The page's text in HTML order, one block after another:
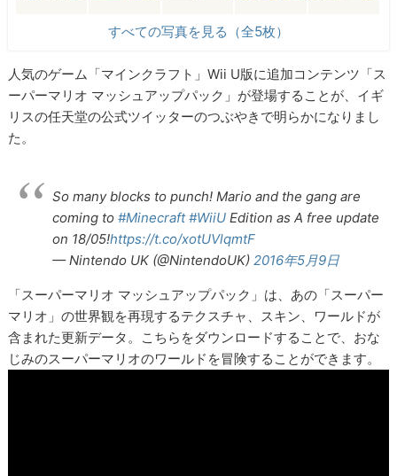
すべての写真を見る（全5枚）
人気のゲーム「マインクラフト」Wii U版に追加コンテンツ「ス
ーパーマリオ マッシュアップパック」が登場することが、イギ
リスの任天堂の公式ツイッターのつぶやきで明らかになりまし
た。
So many blocks to punch! Mario and the gang are
coming to#Minecraft #WiiU Edition as A free update
on 18/05!https://t.co/xotUVlqmtF
— Nintendo UK (@NintendoUK) 2016年5月9日
「スーパーマリオ マッシュアップパック」は、あの「スーパー
マリオ」の世界観を再現するテクスチャ、スキン、ワールドが
含まれた更新データ。こちらをダウンロードすることで、おな
じみのスーパーマリオのワールドを冒険することができます。